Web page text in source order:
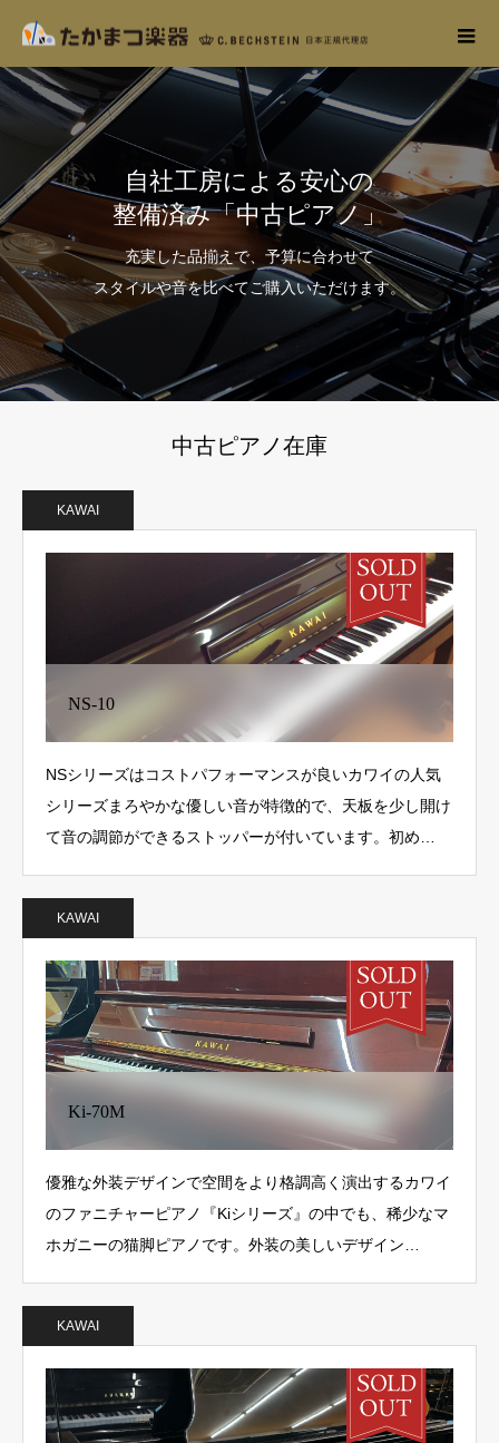
自社工房による安心の
整備済み「中古ピアノ」
充実した品揃えで、予算に合わせて
スタイルや音を比べてご購入いただけます。
中古ピアノ在庫
KAWAI
NS-10
NSシリーズはコストパフォーマンスが良いカワイの人気
シリーズまろやかな優しい音が特徴的で、天板を少し開け
て音の調節ができるストッパーが付いています。初め…
KAWAI
Ki-70M
優雅な外装デザインで空間をより格調高く演出するカワイ
のファニチャーピアノ『Kiシリーズ』の中でも、稀少なマ
ホガニーの猫脚ピアノです。外装の美しいデザイン…
KAWAI